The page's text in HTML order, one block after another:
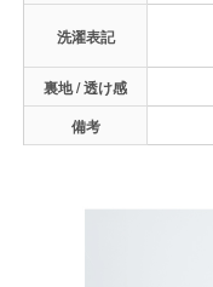
洗濯表記
裏地 / 透け感
備考